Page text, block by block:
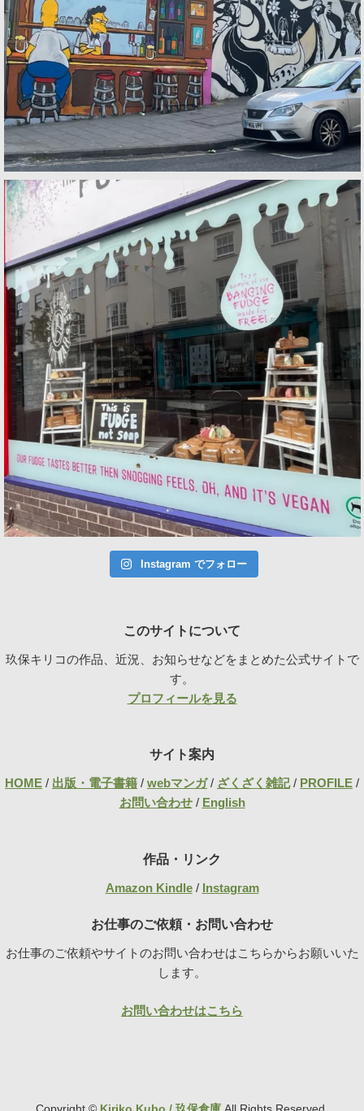
Instagram でフォロー
このサイトについて
玖保キリコの作品、近況、お知らせなどをまとめた公式サイトで
す。
プロフィールを見る
サイト案内
HOME / 出版・電子書籍 / webマンガ/ ざくざく雑記/ PROFILE /
お問い合わせ/ English
作品・リンク
Amazon Kindle/ Instagram
お仕事のご依頼・お問い合わせ
お仕事のご依頼やサイトのお問い合わせはこちらからお願いいた
します。
お問い合わせはこちら